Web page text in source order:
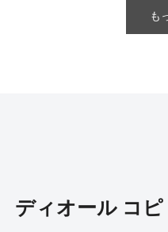
も
ディオール コピ